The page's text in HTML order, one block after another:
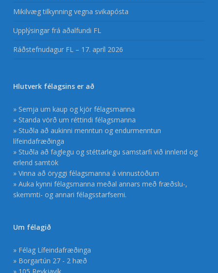
Mikilvæg tilkynning vegna svikapósta
Upplýsingar frá aðalfundi FL
Ráðstefnudagur FL – 17. apríl 2026
Hlutverk félagsins er að
» Semja um kaup og kjör félagsmanna
» Standa vörð um réttindi félagsmanna
» Stuðla að aukinni menntun og endurmenntun
lífeindafræðinga
» Stuðla að faglegu og stéttarlegu samstarfi við innlend og
erlend samtök
» Vinna að öryggi félagsmanna á vinnustöðum
» Auka kynni félagsmanna meðal annars með fræðslu-,
skemmti- og annari félagsstarfsemi.
Um félagið
» Félag Lífeindafræðinga
» Borgartún 27 - 2 hæð